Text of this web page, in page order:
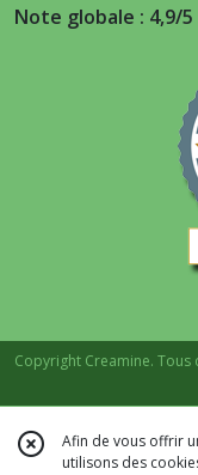
Note globale : 4,9/5
Copyright Creamine. Tous
Afin de vous offrir
utilisons des